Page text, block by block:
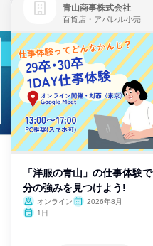
青山商事株式会社
百貨店・アパレル小売
「洋服の青山」の仕事体験
分の強みを見つけよう!
オンライン
2026年8月
1日